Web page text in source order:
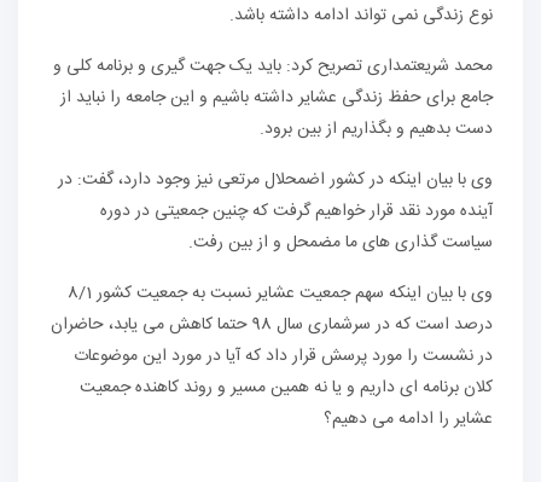
نوع زندگی نمی تواند ادامه داشته باشد.
محمد شریعتمداری تصریح کرد: باید یک جهت گیری و برنامه کلی و
جامع برای حفظ زندگی عشایر داشته باشیم و این جامعه را نباید از
دست بدهیم و بگذاریم از بین برود.
وی با بیان اینکه در کشور اضمحلال مرتعی نیز وجود دارد، گفت: در
آینده مورد نقد قرار خواهیم گرفت که چنین جمعیتی در دوره
سیاست گذاری های ما مضمحل و از بین رفت.
وی با بیان اینکه سهم جمعیت عشایر نسبت به جمعیت کشور 8/1
درصد است که در سرشماری سال 98 حتما کاهش می یابد، حاضران
در نشست را مورد پرسش قرار داد که آیا در مورد این موضوعات
کلان برنامه ای داریم و یا نه همین مسیر و روند کاهنده جمعیت
عشایر را ادامه می دهیم؟